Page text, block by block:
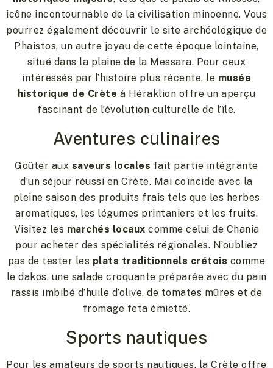
icône incontournable de la civilisation minoenne. Vous
pourrez également découvrir le site archéologique de
Phaistos, un autre joyau de cette époque lointaine,
situé dans la plaine de la Messara. Pour ceux
intéressés par l’histoire plus récente, le musée
historique de Crète à Héraklion offre un aperçu
fascinant de l’évolution culturelle de l’île.
Aventures culinaires
Goûter aux saveurs locales fait partie intégrante
d’un séjour réussi en Crète. Mai coïncide avec la
pleine saison des produits frais tels que les herbes
aromatiques, les légumes printaniers et les fruits.
Visitez les marchés locaux comme celui de Chania
pour acheter des spécialités régionales. N’oubliez
pas de tester les plats traditionnels crétois comme
le dakos, une salade croquante préparée avec du pain
rassis imbibé d’huile d’olive, de tomates mûres et de
fromage feta émietté.
Sports nautiques
Pour les amateurs de sports nautiques, la Crète offre